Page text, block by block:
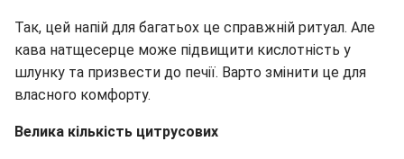
Так, цей напій для багатьох це справжній ритуал. Але
кава натщесерце може підвищити кислотність у
шлунку та призвести до печії. Варто змінити це для
власного комфорту.
Велика кількість цитрусових